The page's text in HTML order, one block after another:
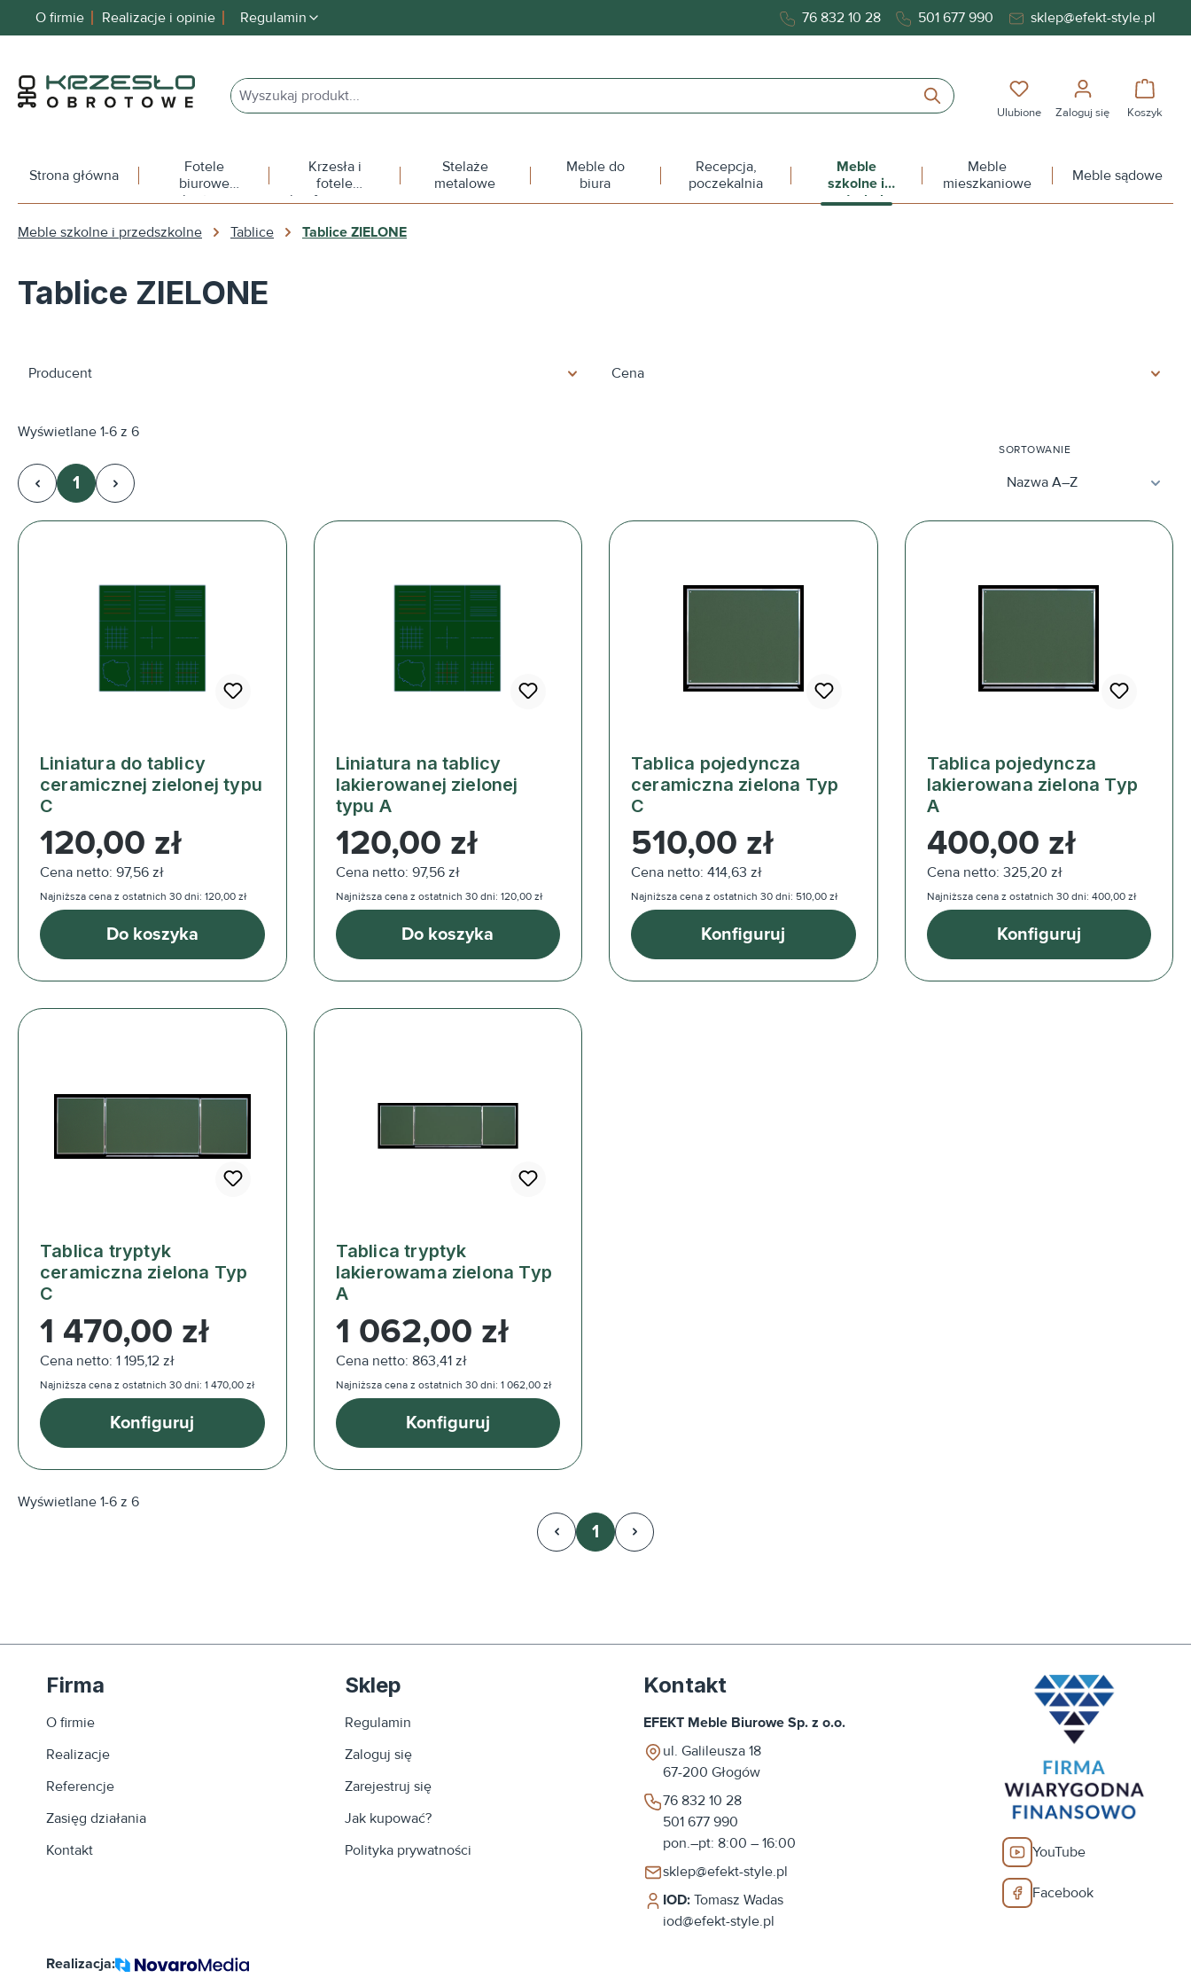
Przejdź do głównej nawigacji
O firmie Realizacje i opinie Regulamin 76 832 10 28 501 677 990 sklep@efekt-style.pl
Masz 0 przedmioty na
Ulubione Zaloguj się Koszyk
Strona główna
Fotele
biurowe
obrotowe
Krzesła i
fotele
konferencyjne
Stelaże
metalowe
Meble do
biura
Recepcja,
poczekalnia
Meble
szkolne i
przedszkolne
Meble
mieszkaniowe
Meble sądowe
Meble szkolne i przedszkolne Tablice Tablice ZIELONE
Tablice ZIELONE
Producent Cena
Wyświetlane 1-6 z 6
Strona
1
SORTOWANIE
Liniatura do tablicy
ceramicznej zielonej typu
C
Cena regularna:
120,00 zł
Cena netto: 97,56 zł
Najniższa cena z ostatnich 30 dni: 120,00 zł
Do koszyka
Liniatura na tablicy
lakierowanej zielonej
typu A
Cena regularna:
120,00 zł
Cena netto: 97,56 zł
Najniższa cena z ostatnich 30 dni: 120,00 zł
Do koszyka
Tablica pojedyncza
ceramiczna zielona Typ
C
Cena regularna:
510,00 zł
Cena netto: 414,63 zł
Najniższa cena z ostatnich 30 dni: 510,00 zł
Konfiguruj
Tablica pojedyncza
lakierowana zielona Typ
A
Cena regularna:
400,00 zł
Cena netto: 325,20 zł
Najniższa cena z ostatnich 30 dni: 400,00 zł
Konfiguruj
Tablica tryptyk
ceramiczna zielona Typ
C
Cena regularna:
1 470,00 zł
Cena netto: 1 195,12 zł
Najniższa cena z ostatnich 30 dni: 1 470,00 zł
Konfiguruj
Tablica tryptyk
lakierowama zielona Typ
A
Cena regularna:
1 062,00 zł
Cena netto: 863,41 zł
Najniższa cena z ostatnich 30 dni: 1 062,00 zł
Konfiguruj
Wyświetlane 1-6 z 6
Strona
1
Firma
O firmie
Realizacje
Referencje
Zasięg działania
Kontakt
Sklep
Regulamin
Zaloguj się
Zarejestruj się
Jak kupować?
Polityka prywatności
Kontakt
EFEKT Meble Biurowe Sp. z o.o.
ul. Galileusza 18
67-200 Głogów
76 832 10 28
501 677 990
pon.–pt: 8:00 – 16:00
sklep@efekt-style.pl
IOD: Tomasz Wadas
iod@efekt-style.pl
YouTube
Facebook
Realizacja: